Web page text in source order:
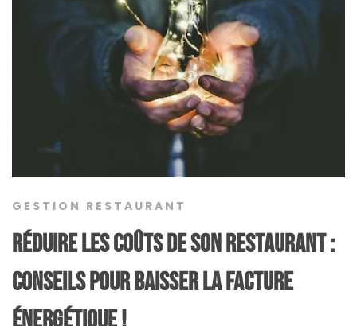
GESTION RESTAURANT
réduire les coûts de son restaurant :
conseils pour baisser la facture